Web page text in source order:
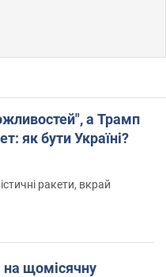
а Трамп
як бути Україні?
ракети, вкрай
на щомісячну